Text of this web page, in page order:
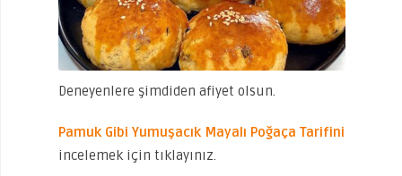
Deneyenlere şimdiden afiyet olsun.
Pamuk Gibi Yumuşacık Mayalı Poğaça Tarifini
incelemek için tıklayınız.